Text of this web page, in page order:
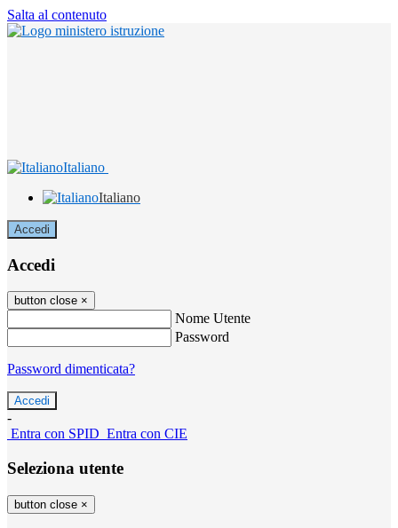
Salta al contenuto
Italiano
Italiano
Accedi
Accedi
button close ×
Nome Utente
Password
Password dimenticata?
-
Entra con SPID Entra con CIE
Seleziona utente
button close ×